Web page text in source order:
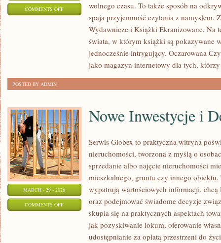
COMMENTS OFFON
WYDAWNICZE
wolnego czasu. To także sposób na
spaja przyjemność czytania z namysłem.
Wydawnicze i Książki Ekranizowane. Na
świata, w którym książki są pokazywane
jednocześnie intrygujący. Oczarowana
jako magazyn internetowy dla tych,
POSTED BY ADMIN
MARCH - 29 - 2026
COMMENTS OFFON
INWESTYCJE
Nowe Inwestycje i
Serwis Globex to praktyczna witryna
nieruchomości, tworzona z myślą o
sprzedanie albo najęcie nieruchomości
mieszkalnego, gruntu czy innego
wypatrują wartościowych informacji,
oraz podejmować świadome decyzje
skupia się na praktycznych aspektach
jak pozyskiwanie lokum, oferowanie
udostępnianie za opłatą przestrzeni do